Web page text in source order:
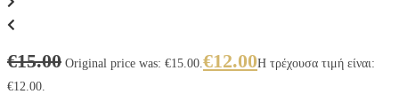
€15.00 Original price was: €15.00. €12.00Η τρέχουσα τιμή είναι:
€12.00.